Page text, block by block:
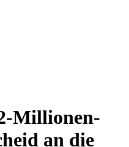
Millionen-
an die